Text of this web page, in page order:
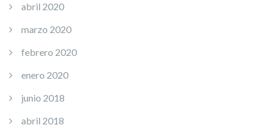
abril 2020
marzo 2020
febrero 2020
enero 2020
junio 2018
abril 2018